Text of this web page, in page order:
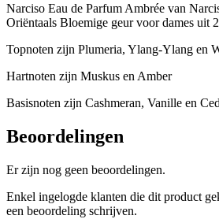
Narciso Eau de Parfum Ambrée van
Oriëntaals Bloemige geur voor dames uit
Topnoten zijn Plumeria, Ylang-Ylang en
Hartnoten zijn Muskus en Amber
Basisnoten zijn Cashmeran, Vanille en
Beoordelingen
Er zijn nog geen beoordelingen.
Enkel ingelogde klanten die dit product
een beoordeling schrijven.